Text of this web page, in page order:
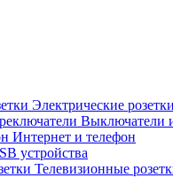
Электрические розетки
Выключатели
Интернет и телефон
устройства
Телевизионные